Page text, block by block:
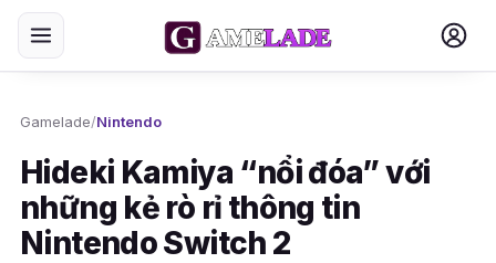
Gamelade/Nintendo
Hideki Kamiya “nổi đóa” với
những kẻ rò rỉ thông tin
Nintendo Switch 2